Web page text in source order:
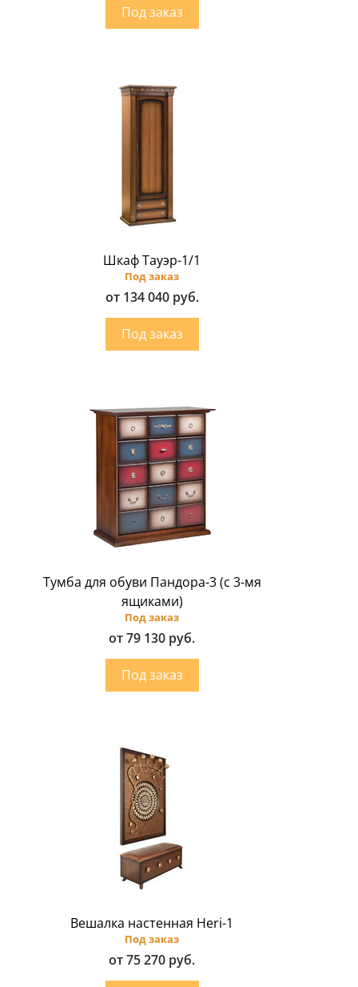
Шкаф Тауэр-1/1
Под заказ
от 134 040 руб.
Тумба для обуви Пандора-3 (с 3-мя
ящиками)
Под заказ
от 79 130 руб.
Вешалка настенная Heri-1
Под заказ
от 75 270 руб.